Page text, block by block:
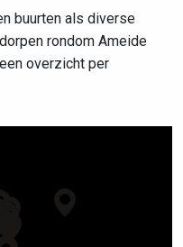
buurten als diverse
rondom Ameide
overzicht per